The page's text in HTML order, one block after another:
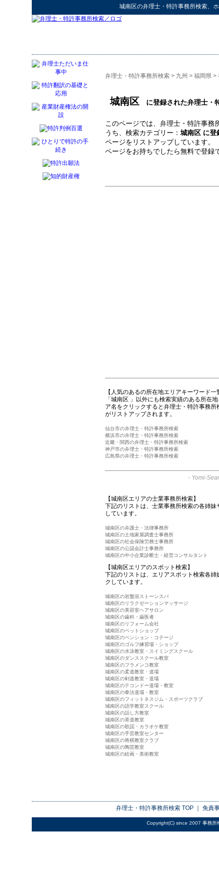
城南区の弁理士・特許事務所検索、
弁理士・特許事務所検索 > 九州 > 福岡県 >
城南区 に登録された弁理士・
このページでは、弁理士・特許事務
うち、検索カテゴリー： 城南区 に登
ページをリストアップしています
ページをお持ちでしたら無料で登録
【人気のあるの所在地エリアキーワード一
「城南区 」以外にも検索実績のある所在
ア名をクリックすると弁理士・特許事務
がリストアップされます。
仙台市の弁理士・特許事務所検索
横浜市の弁理士・特許事務所検索
近畿・関西の弁理士・特許事務所検索
神戸市の弁理士・特許事務所検索
広島県の弁理士・特許事務所検索
- Yomi-
【城南区エリアの士業事務所検索】
下記のリストは、士業事務所検索の各姉
しています。
城南区の弁護士・法律事務所
城南区の土地家屋調査士事務所
城南区の社会保険労務士事務所
城南区の公認会計士事務所
城南区の中小企業診断士・経営コンサルタント
【城南区エリアのスポット検索】
下記のリストは、エリアスポット検索各
クしています。
城南区の岩盤浴ストーンスパ
城南区のリラクゼーションマッサージ
城南区の美容室ヘアサロン
城南区の歯科・歯医者
城南区のリフォーム会社
城南区のペットショップ
城南区のペンション・コテージ
城南区のゴルフ練習場・ショップ
城南区の水泳教室・スイミングスクール
城南区のダンススクール教室
城南区のフラメンコ教室
城南区の柔道教室・道場
城南区の剣道教室・道場
城南区のテコンドー道場・教室
城南区の拳法道場・教室
城南区のフィットネスジム・スポーツクラブ
城南区の語学教室スクール
城南区の話し方教室
城南区の茶道教室
城南区の歌謡・カラオケ教室
城南区の手芸教室センター
城南区の将棋教室クラブ
城南区の陶芸教室
城南区の絵画・美術教室
弁理士・特許事務所検索TOP ｜ 免責
Copyright(C) since 2007 事務所